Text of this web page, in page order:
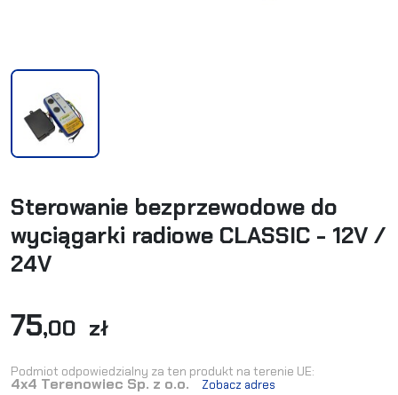
Sterowanie bezprzewodowe do
wyciągarki radiowe CLASSIC - 12V /
24V
75,00 zł
Podmiot odpowiedzialny za ten produkt na terenie UE:
4x4 Terenowiec Sp. z o.o. Zobacz adres